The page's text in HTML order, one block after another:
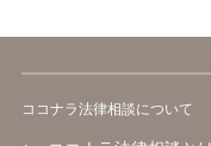
ココナラ法律相談について